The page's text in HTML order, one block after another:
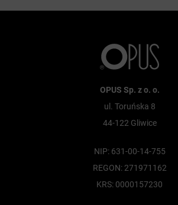
OPUS Sp. z o. o.
ul. Toruńska 8
44-122 Gliwice
NIP: 631-00-14-755
REGON: 271971162
KRS: 0000157230